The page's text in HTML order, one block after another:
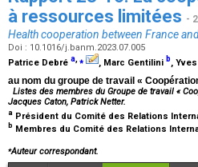
à ressources limitées -
Health cooperation between France
Doi : 10.1016/j.banm.2023.07.005
Patrice Debré a,⁎ , Marc Gentilini b,
au nom du groupe de travail «
Listes des membres du Groupe de travail «
Jacques Caton, Patrick Netter.
a Président du Comité des Relations
b Membres du Comité des Relations
⁎Auteur correspondant.